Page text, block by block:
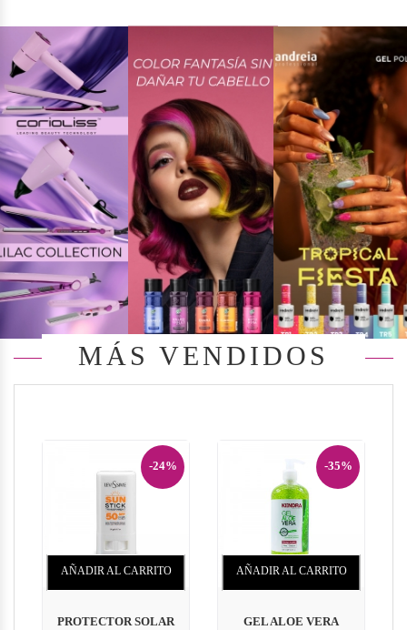
MÁS VENDIDOS
-24%
AÑADIR AL CARRITO
PROTECTOR SOLAR
-35%
AÑADIR AL CARRITO
GEL ALOE VERA